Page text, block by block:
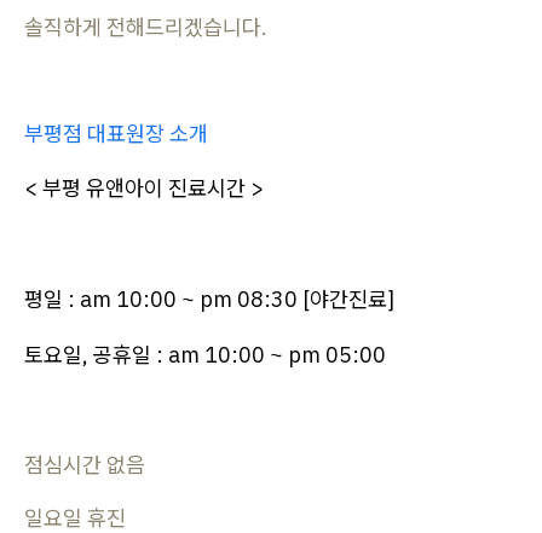
솔직하게 전해드리겠습니다.
부평점 대표원장 소개
< 부평 유앤아이 진료시간 >
평일 : am 10:00 ~ pm 08:30 [야간진료]
토요일, 공휴일 : am 10:00 ~ pm 05:00
점심시간 없음
일요일 휴진